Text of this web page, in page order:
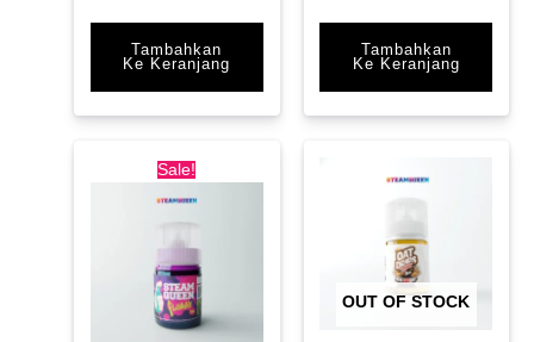
Tambahkan
Ke Keranjang
Tambahkan
Ke Keranjang
Sale!
price
was:
Rp155.000.
is:
OUT OF STOCK